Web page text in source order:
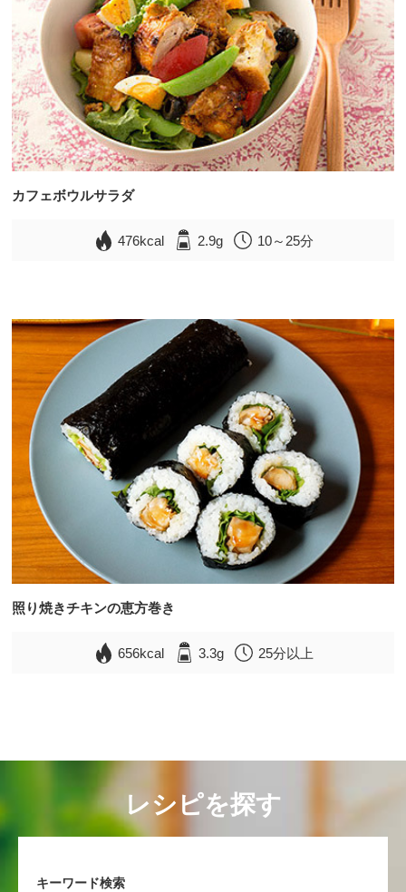
カフェボウルサラダ
476kcal 2.9g 10～25分
照り焼きチキンの恵方巻き
656kcal 3.3g 25分以上
レシピを探す
キーワード検索